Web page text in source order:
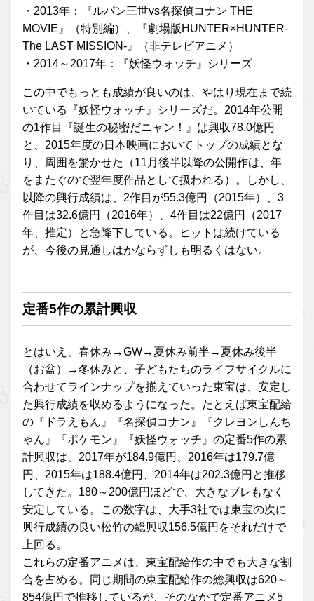
・2013年：『ルパン三世vs名探偵コナン THE
MOVIE』（特別編）、『劇場版HUNTER×HUNTER‐
The LAST MISSION-』（非テレビアニメ）
・2014～2017年：『妖怪ウォッチ』シリーズ
この中でもっとも成績が良いのは、やはり現在まで続
いている『妖怪ウォッチ』シリーズだ。2014年公開
の1作目『誕生の秘密だニャン！』は興収78.0億円
と、2015年度の日本映画においてトップの成績とな
り、周囲を驚かせた（11月後半以降の公開作は、年
をまたぐので翌年度作品として扱われる）。しかし、
以降の興行成績は、2作目が55.3億円（2015年）、3
作目は32.6億円（2016年）、4作目は22億円（2017
年、推定）と急降下している。ヒットは続けている
が、今後の見通しはかならずしも明るくはない。
定番5作の累計興収
とはいえ、春休み→GW→夏休み前半→夏休み後半
（お盆）→冬休みと、子どもたちのライフサイクルに
合わせてラインナップを揃えていった東宝は、安定し
た興行成績を収めるようになった。たとえば東宝配給
の『ドラえもん』『名探偵コナン』『クレヨンしんち
ゃん』『ポケモン』『妖怪ウォッチ』の定番5作の累
計興収は、2017年が184.9億円、2016年は179.7億
円、2015年は188.4億円、2014年は202.3億円と推移
してきた。180～200億円ほどで、大きなブレもなく
安定している。この数字は、大手3社では東宝の次に
興行成績の良い松竹の総興収156.5億円をそれだけで
上回る。
これらの定番アニメは、東宝配給作の中でも大きな割
合を占める。同じ期間の東宝配給作の総興収は620～
854億円で推移しているが、そのなかで定番アニメ5